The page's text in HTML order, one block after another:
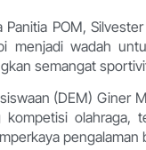
Panitia POM,
menjadi wadah
semangat
(DEM) Giner
olahraga,